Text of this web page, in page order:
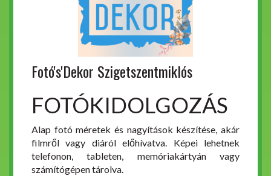
Fotó's'Dekor Szigetszentmiklós
FOTÓKIDOLGOZÁS
Alap fotó méretek és nagyítások készítése, akár
filmről vagy diáról előhívatva. Képei lehetnek
telefonon, tableten, memóriakártyán vagy
számítógépen tárolva.